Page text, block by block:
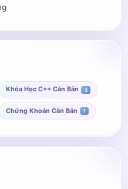
Khóa Học C++ Căn Bản 3
Chứng Khoán Căn Bản 1